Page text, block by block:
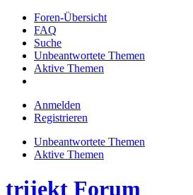
Foren-Übersicht
FAQ
Suche
Unbeantwortete Themen
Aktive Themen
Anmelden
Registrieren
Unbeantwortete Themen
Aktive Themen
trijekt Forum